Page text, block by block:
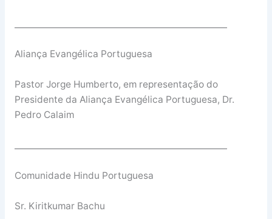
Aliança Evangélica Portuguesa
Pastor Jorge Humberto, em representação do
Presidente da Aliança Evangélica Portuguesa, Dr.
Pedro Calaim
Comunidade Hindu Portuguesa
Sr. Kiritkumar Bachu